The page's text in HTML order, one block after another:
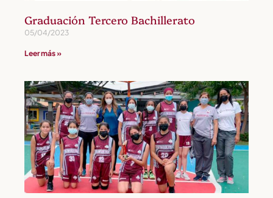
Graduación Tercero Bachillerato
05/04/2023
Leer más »